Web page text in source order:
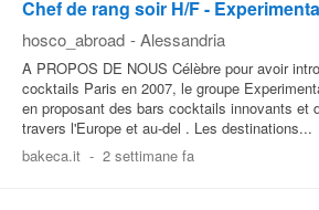
Chef de rang soir H/F -
hosco_abroad - Alessandria
A PROPOS DE NOUS Célèbre pour avoir
cocktails Paris en 2007, le groupe
en proposant des bars cocktails innovants et
travers l'Europe et au-del . Les destinations...
bakeca.it - 2 settimane fa